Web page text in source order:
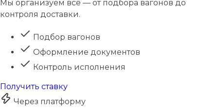
Мы организуем всё — от подбора вагонов до
контроля доставки.
Подбор вагонов
Оформление документов
Контроль исполнения
Получить ставку
Через платформу